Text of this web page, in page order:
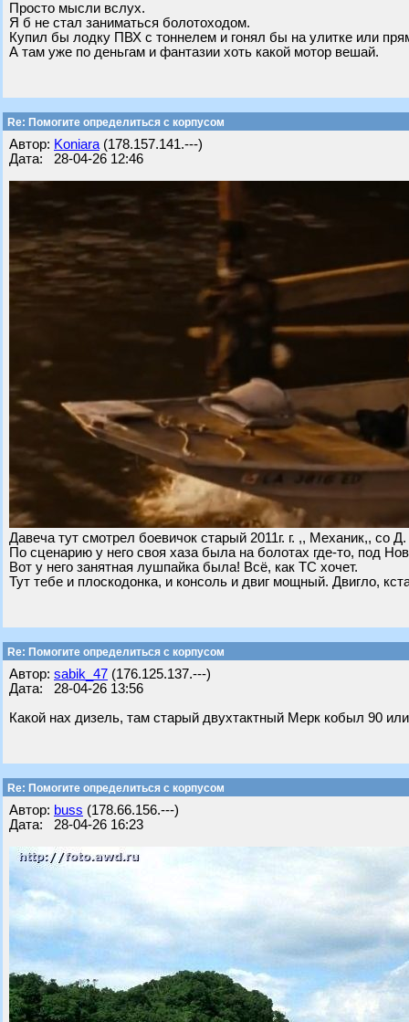
Просто мысли вслух.
Я б не стал заниматься болотоходом.
Купил бы лодку ПВХ с тоннелем и гонял бы на улитке или
А там уже по деньгам и фантазии хоть какой мотор вешай.
Re: Помогите определиться с корпусом
Автор: Koniara (178.157.141.---)
Дата: 28-04-26 12:46
Давеча тут смотрел боевичок старый 2011г. г. ,, Механик,, со
По сценарию у него своя хаза была на болотах где-то, под
Вот у него занятная лушпайка была! Всё, как ТС хочет.
Тут тебе и плоскодонка, и консоль и двиг мощный. Двигло,
Re: Помогите определиться с корпусом
Автор: sabik_47 (176.125.137.---)
Дата: 28-04-26 13:56
Какой нах дизель, там старый двухтактный Мерк кобыл 90
Re: Помогите определиться с корпусом
Автор: buss (178.66.156.---)
Дата: 28-04-26 16:23